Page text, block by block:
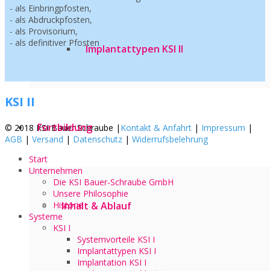
Implantattypen KSI II
Fortbildung
Inhalt & Ablauf
- als Einbringpfosten,
- als Abdruckpfosten,
- als Provisorium,
- als definitiver Pfosten
KSI II
© 2018 KSI Bauer Schraube | Kontakt & Anfahrt | Impressum |
AGB | Versand | Datenschutz | Widerrufsbelehrung
Start
Unternehmen
Die KSI Bauer-Schraube GmbH
Unsere Philosophie
Historie
Systeme
KSI I
Systemvorteile KSI I
Implantattypen KSI I
Implantation KSI I